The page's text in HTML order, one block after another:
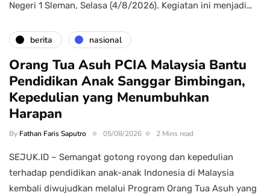
Negeri 1 Sleman, Selasa (4/8/2026). Kegiatan ini menjadi…
berita nasional
Orang Tua Asuh PCIA Malaysia Bantu
Pendidikan Anak Sanggar Bimbingan,
Kepedulian yang Menumbuhkan
Harapan
By Fathan Faris Saputro 05/08/2026 2 Mins read
SEJUK.ID – Semangat gotong royong dan kepedulian
terhadap pendidikan anak-anak Indonesia di Malaysia
kembali diwujudkan melalui Program Orang Tua Asuh yang